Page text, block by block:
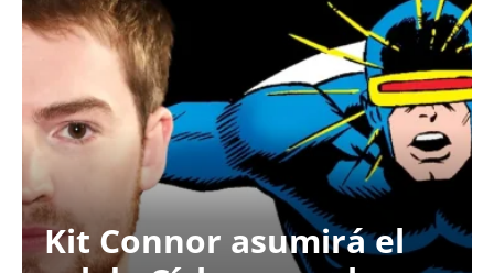
Kit Connor asumirá el